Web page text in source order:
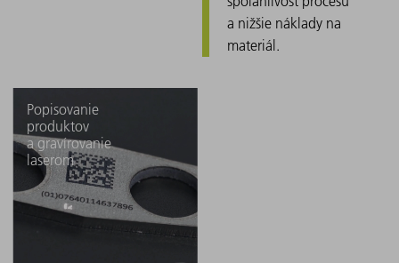
a nižšie náklady na
materiál.
Popisovanie
produktov
a gravírovanie
laserom